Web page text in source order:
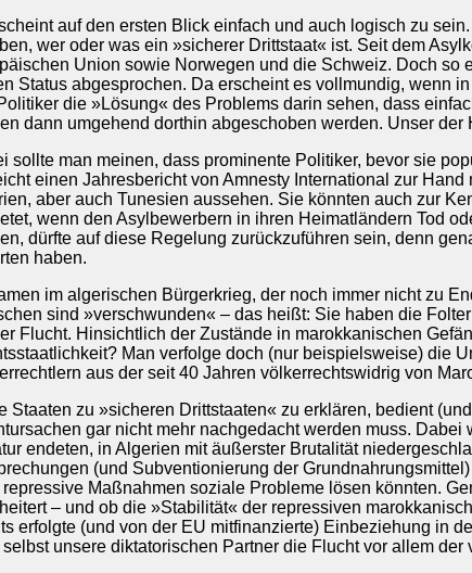
auf den ersten Blick einfach und auch logisch zu
wer oder was ein »sicherer Drittstaat« ist. Seit dem
Union sowie Norwegen und die Schweiz. Doch
Status abgesprochen. Da erscheint es vollmundig, wenn
die »Lösung« des Problems darin sehen, dass
dann umgehend dorthin abgeschoben werden. Unser
sollte man meinen, dass prominente Politiker, bevor sie
einen Jahresbericht von Amnesty International zur
aber auch Tunesien aussehen. Sie könnten auch zur
wenn den Asylbewerbern in ihren Heimatländern Tod
dürfte auf diese Regelung zurückzuführen sein, denn
haben.
im algerischen Bürgerkrieg, der noch immer nicht zu
sind »verschwunden« – das heißt: Sie haben die
Flucht. Hinsichtlich der Zustände in marokkanischen
Man verfolge doch (nur beispielsweise) die
aus der seit 40 Jahren völkerrechtswidrig von
Staaten zu »sicheren Drittstaaten« zu erklären, bedient
gar nicht mehr nachgedacht werden muss.
endeten, in Algerien mit äußerster Brutalität
(und Subventionierung der
Maßnahmen soziale Probleme lösen könnten.
– und ob die »Stabilität« der repressiven
erfolgte (und von der EU mitfinanzierte) Einbeziehung in
unsere diktatorischen Partner die Flucht vor allem